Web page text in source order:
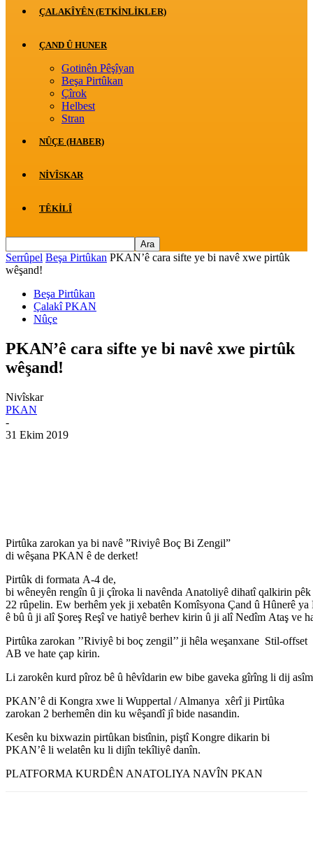
ÇALAKÎYÊN (ETKINLIKLER)
ÇAND Û HUNER
Gotinên Pêşîyan
Beşa Pirtûkan
Çîrok
Helbest
Stran
NÛÇE (HABER)
NIVÎSKAR
TÊKILÎ
Serrûpel Beşa Pirtûkan PKAN’ê cara sifte ye bi navê xwe pirtûk
wêşand!
Beşa Pirtûkan
Çalakî PKAN
Nûçe
PKAN’ê cara sifte ye bi navê xwe pirtûk
wêşand!
Nivîskar
PKAN
-
31 Ekim 2019
Pirtûka zarokan ya bi navê ”Riviyê Boç Bi Zengil”
di wêşana PKAN ê de derket!
Pirtûk di formata A-4 de,
bi wêneyên rengîn û ji çîroka li navênda Anatoliyê dihatî qalkirin pêk
22 rûpelin. Ew berhêm yek ji xebatên Komîsyona Çand û Hûnerê ya
ê bû û ji alî Şoreş Reşîve hatiyê berhev kirin û ji alî Nedîm Ataş ve
Pirtûka zarokan ’’Riviyê bi boç zengil’’ ji hêla weşanxane Stil-offset
AB ve hate çap kirin.
Li zarokên kurd pîroz bê û hêvîdarin ew bibe gaveka gîrîng li dij
PKAN’ê di Kongra xwe li Wuppertal / Almanya xêrî ji Pirtûka
zarokan 2 berhemên din ku wêşandî jî bide nasandin.
Kesên ku bixwazin pirtûkan bistînin, piştî Kongre dikarin bi
PKAN’ê li welatên ku li dijîn tekîliyê danîn.
PLATFORMA KURDÊN ANATOLIYA NAVÎN PKAN